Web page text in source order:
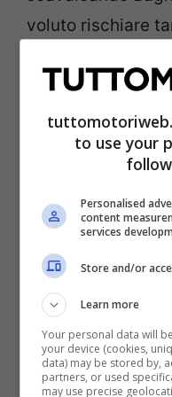
voluto rischiare
valido, stando
lunghi tratti della
situazione di
bagnato ha
tremendamente
superato anche
impiccato dopo
velocemente
girato sempre su
stato anche
Espargaróha
to use your
Personalised
content
services
Store and/or
Learn more
Your personal data will
your device (cookies,
data) may be stored by,
partners, or used
may use precise